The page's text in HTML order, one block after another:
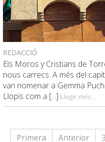
REDACCIÓ
Els Moros y Cristians de
nous carrecs. A més del
van nomenar a Gemma
Llopis com a [...] Llegir més...
Primera Anterior 3